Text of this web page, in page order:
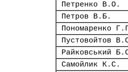
Петренко В.О.
Петров В.Б.
Пономаренко
Пустовойтов
Райковський
Самойлик К.С.